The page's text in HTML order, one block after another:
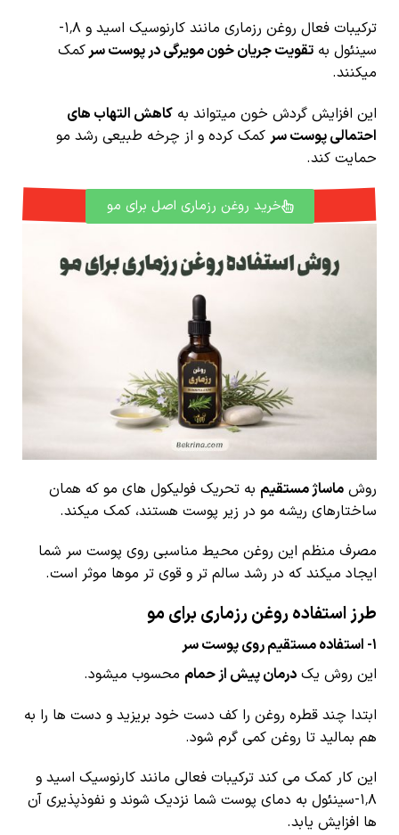
ترکیبات فعال روغن رزماری مانند کارنوسیک اسید و ۱٬۸-
سینئول به تقویت جریان خون مویرگی در پوست سرکمک
میکنند.
این افزایش گردش خون میتواند به کاهش التهاب های
احتمالی پوست سر کمک کرده و از چرخه طبیعی رشد مو
حمایت کند.
خرید روغن رزماری اصل برای مو
روش ماساژ مستقیم به تحریک فولیکول های مو که همان
ساختارهای ریشه مو در زیر پوست هستند، کمک میکند.
مصرف منظم این روغن محیط مناسبی روی پوست سر شما
ایجاد میکند که در رشد سالم تر و قوی تر موها موثر است.
طرز استفاده روغن رزماری برای مو
1- استفاده مستقیم روی پوست سر
این روش یک درمان پیش از حمام محسوب میشود.
ابتدا چند قطره روغن را کف دست خود بریزید و دست ها را به
هم بمالید تا روغن کمی گرم شود.
این کار کمک می کند ترکیبات فعالی مانند کارنوسیک اسید و
۱٬۸-سینئول به دمای پوست شما نزدیک شوند و نفوذپذیری آن
ها افزایش یابد.